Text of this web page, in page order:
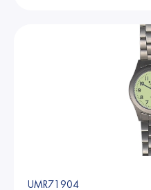
UMR71904